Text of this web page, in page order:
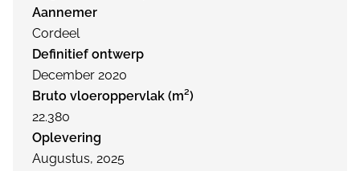
Aannemer
Cordeel
Definitief ontwerp
December 2020
Bruto vloeroppervlak (m²)
22.380
Oplevering
Augustus, 2025